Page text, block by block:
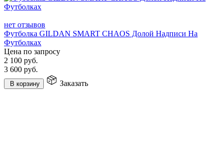
нет отзывов
Футболка GILDAN SMART CHAOS Долой Надписи На
Футболках
Цена по запросу
2 100 руб.
3 600 руб.
В корзину Заказать